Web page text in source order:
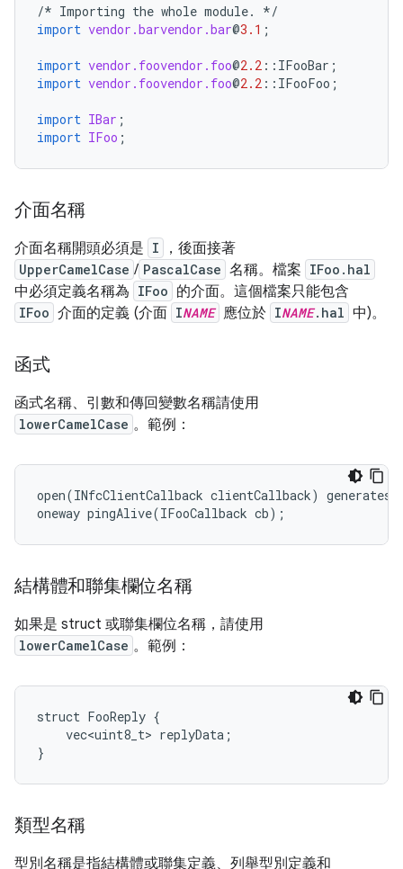
/* Importing the whole module.
*/
import vendor.barvendor.bar@3.1 ;
import vendor.foovendor.foo@2.2 :: IFooBar ;
import vendor.foovendor.foo@2.2 :: IFooFoo ;
import IBar ;
import IFoo ;
介面名稱
介面名稱開頭必須是 I ，後面接著
UpperCamelCase / PascalCase 名稱。檔案 IFoo.hal
中必須定義名稱為 IFoo 的介面。這個檔案只能包含
IFoo 介面的定義 (介面 INAME 應位於 INAME.hal 中)。
函式
函式名稱、引數和傳回變數名稱請使用
lowerCamelCase 。範例：
open(INfcClientCallback clientCallback)
oneway pingAlive(IFooCallback cb);
結構體和聯集欄位名稱
如果是 struct 或聯集欄位名稱，請使用
lowerCamelCase 。範例：
struct FooReply {
    vec<uint8_t> replyData;
}
類型名稱
型別名稱是指結構體或聯集定義、列舉型別定義和